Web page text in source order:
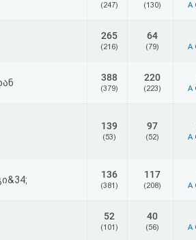
(247) (130) A
265
(216)
64
(79) A
388
(379)
220
(223) A
139
(53)
97
(52) A
136
(381)
117
(208) A
52
(101)
40
(56) A